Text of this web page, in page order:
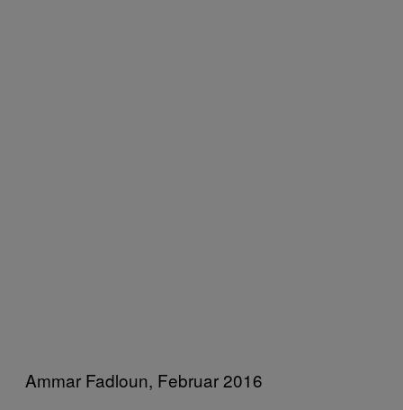
Ammar Fadloun, Februar 2016